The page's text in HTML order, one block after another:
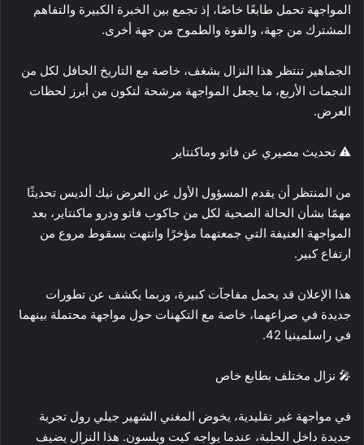
المواجهة تحمل طابعًا خاصًا، إذ تجمع بين الخبرة الكبيرة والتفاهم
المشترك من جهة، والقوة والطموح من جهة أخرى.
الجماهير تنتظر هذا النزال بشغف، خاصة مع التاريخ الحافل لكل من
النجمات الأربع، ما يجعل المواجهة مرشحة لتكون من أبرز لحظات
العرض.
⚠️ تحديث مصيري عن فاتو وماكنتاير
من المنتظر أن يقدم المسؤول الأول عن العرض نيك ألديس تحديثًا
مهمًا بشأن الحالة الصحية لكل من جاكوب فاتو ودرو ماكنتاير، بعد
المواجهة العنيفة التي جمعتهما مؤخرًا وانتهت بسقوط مروع من
ارتفاع كبير.
هذا الإعلان قد يحمل مفاجآت كبيرة، وربما يكشف عن تطورات
جديدة في صراعهما، خاصة مع التكهنات حول مواجهة محتملة بينهما
في راسلمينيا 42.
🎤 نزال مختلف بطابع خاص
في مواجهة غير تقليدية، يخوض المغني الشهير جيلي رول تجربة
جديدة داخل الحلبة، عندما يواجه كيت ويلسون. هذا النزال يضيف